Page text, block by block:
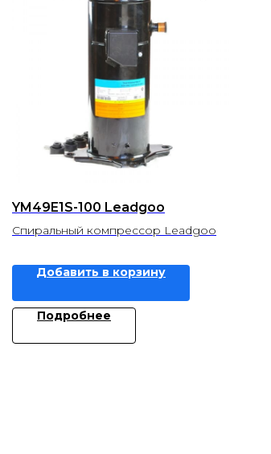
YM49E1S-100 Leadgoo
Спиральный компрессор Leadgoo
Добавить в корзину
Подробнее